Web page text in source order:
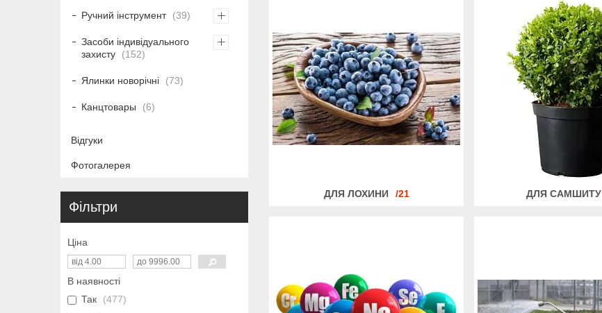
ДЛЯ ЛОХИНИ 21 ДЛЯ САМШИТУ
Ручний інструмент 39
Засоби індивідуального
захисту
152
Ялинки новорічні 73
Канцтовары 6
Відгуки
Фотогалерея
Фільтри
Ціна
В наявності
Так
477